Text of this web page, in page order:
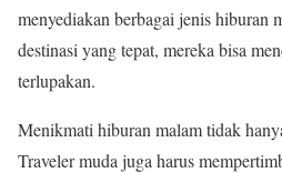
menyediakan berbagai jenis hiburan
destinasi yang tepat, mereka bisa
terlupakan.
Menikmati hiburan malam tidak
Traveler muda juga harus